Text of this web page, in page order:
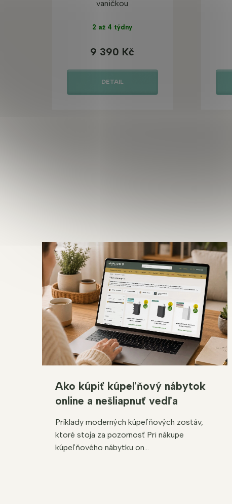
vaničkou
2 až 4 týdny
9 390 Kč
DETAIL
Ako kúpiť kúpeľňový nábytok
online a nešliapnuť vedľa
Príklady moderných kúpeľňových zostáv,
ktoré stoja za pozornosť Pri nákupe
kúpeľňového nábytku on...